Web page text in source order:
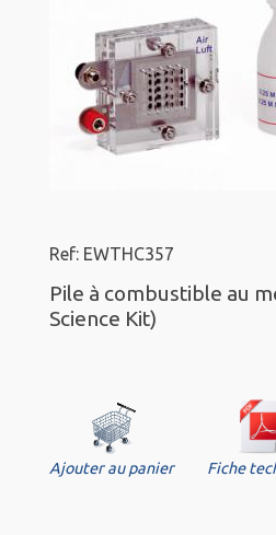
Ref: EWTHC357
Pile à combustible au
Science Kit)
Ajouter au panier Fiche